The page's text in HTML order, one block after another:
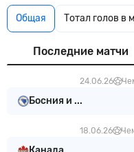
Общая Тотал голов в
Последние матчи
24.06.26
Босния и ...
18.06.26